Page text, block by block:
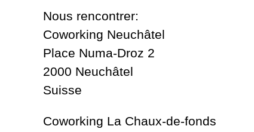
Nous rencontrer:
Coworking Neuchâtel
Place Numa-Droz 2
2000 Neuchâtel
Suisse
Coworking La Chaux-de-fonds